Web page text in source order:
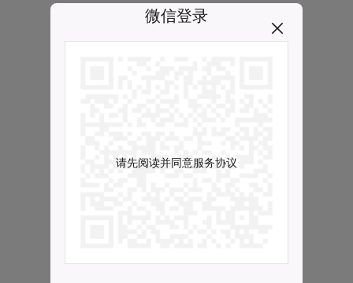
微信登录
请先阅读并同意服务协议